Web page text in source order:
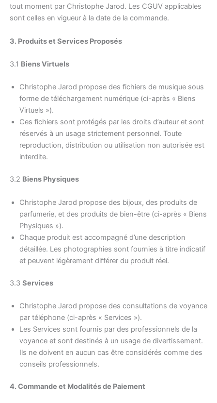
tout moment par Christophe Jarod. Les CGUV applicables
sont celles en vigueur à la date de la commande.
3. Produits et Services Proposés
3.1 Biens Virtuels
Christophe Jarod propose des fichiers de musique sous
forme de téléchargement numérique (ci-après « Biens
Virtuels »).
Ces fichiers sont protégés par les droits d’auteur et sont
réservés à un usage strictement personnel. Toute
reproduction, distribution ou utilisation non autorisée est
interdite.
3.2 Biens Physiques
Christophe Jarod propose des bijoux, des produits de
parfumerie, et des produits de bien-être (ci-après « Biens
Physiques »).
Chaque produit est accompagné d’une description
détaillée. Les photographies sont fournies à titre indicatif
et peuvent légèrement différer du produit réel.
3.3 Services
Christophe Jarod propose des consultations de voyance
par téléphone (ci-après « Services »).
Les Services sont fournis par des professionnels de la
voyance et sont destinés à un usage de divertissement.
Ils ne doivent en aucun cas être considérés comme des
conseils professionnels.
4. Commande et Modalités de Paiement